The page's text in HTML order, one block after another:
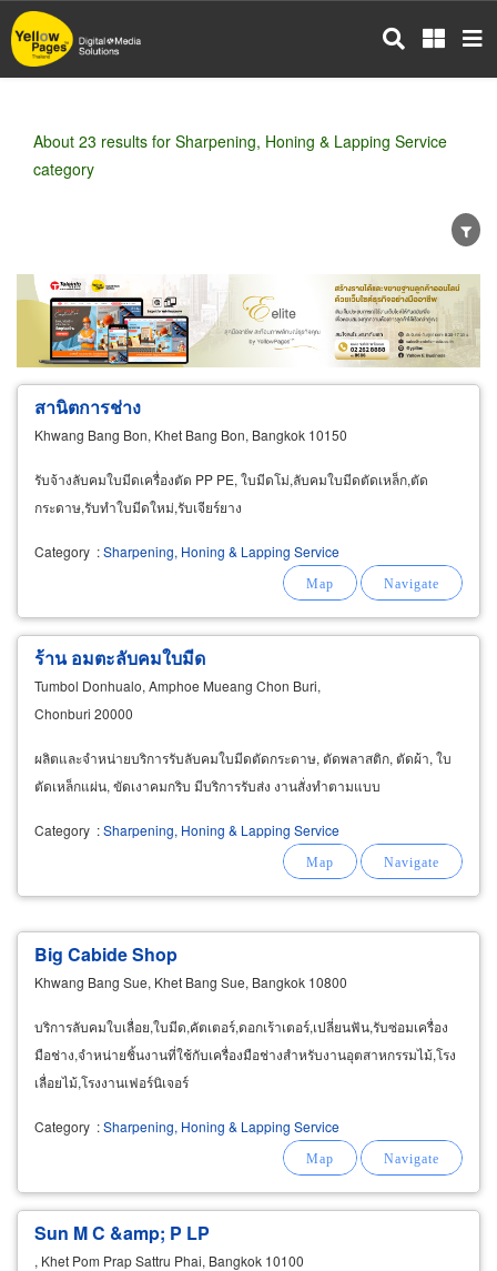
Skip
to
main
About 23 results for Sharpening, Honing & Lapping Service
category
Wholesale Retail Manufacturer
Dealer
Exporter/Importer
Service Business
สานิตการช่าง
Khwang Bang Bon, Khet Bang Bon, Bangkok 10150
รับจ้างลับคมใบมีดเครื่องตัด PP PE, ใบมีดโม่,ลับคมใบมีดตัดเหล็ก,ตัด
กระดาษ,รับทำใบมีดใหม่,รับเจียร์ยาง
Category :Sharpening, Honing & Lapping Service
ร้าน อมตะลับคมใบมีด
Tumbol Donhualo, Amphoe Mueang Chon Buri,
Chonburi 20000
ผลิตและจำหน่ายบริการรับลับคมใบมีดตัดกระดาษ, ตัดพลาสติก, ตัดผ้า, ใบ
ตัดเหล็กแผ่น, ขัดเงาคมกริบ มีบริการรับส่ง งานสั่งทำตามแบบ
Category :Sharpening, Honing & Lapping Service
Big Cabide Shop
Khwang Bang Sue, Khet Bang Sue, Bangkok 10800
บริการลับคมใบเลื่อย,ใบมีด,คัตเตอร์,ดอกเร้าเตอร์,เปลี่ยนฟัน,รับซ่อมเครื่อง
มือช่าง,จำหน่ายชิ้นงานที่ใช้กับเครื่องมือช่างสำหรับงานอุตสาหกรรมไม้,โรง
เลื่อยไม้,โรงงานเฟอร์นิเจอร์
Category :Sharpening, Honing & Lapping Service
Sun M C &amp; P LP
, Khet Pom Prap Sattru Phai, Bangkok 10100